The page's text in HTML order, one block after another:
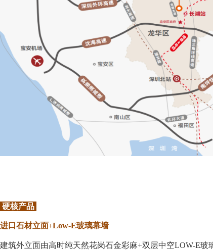
硬核产品
进口石材立面+Low-E玻璃幕墙
建筑外立面由高时纯天然花岗石金彩麻+双层中空LOW-E